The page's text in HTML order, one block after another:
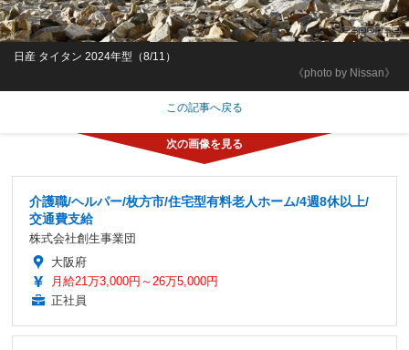
《photo by Nissan》
日産 タイタン 2024年型（8/11）
この記事へ戻る
介護職/ヘルパー/枚方市/住宅型有料老人ホーム/4週8休以上/
交通費支給
株式会社創生事業団
大阪府
月給21万3,000円～26万5,000円
正社員